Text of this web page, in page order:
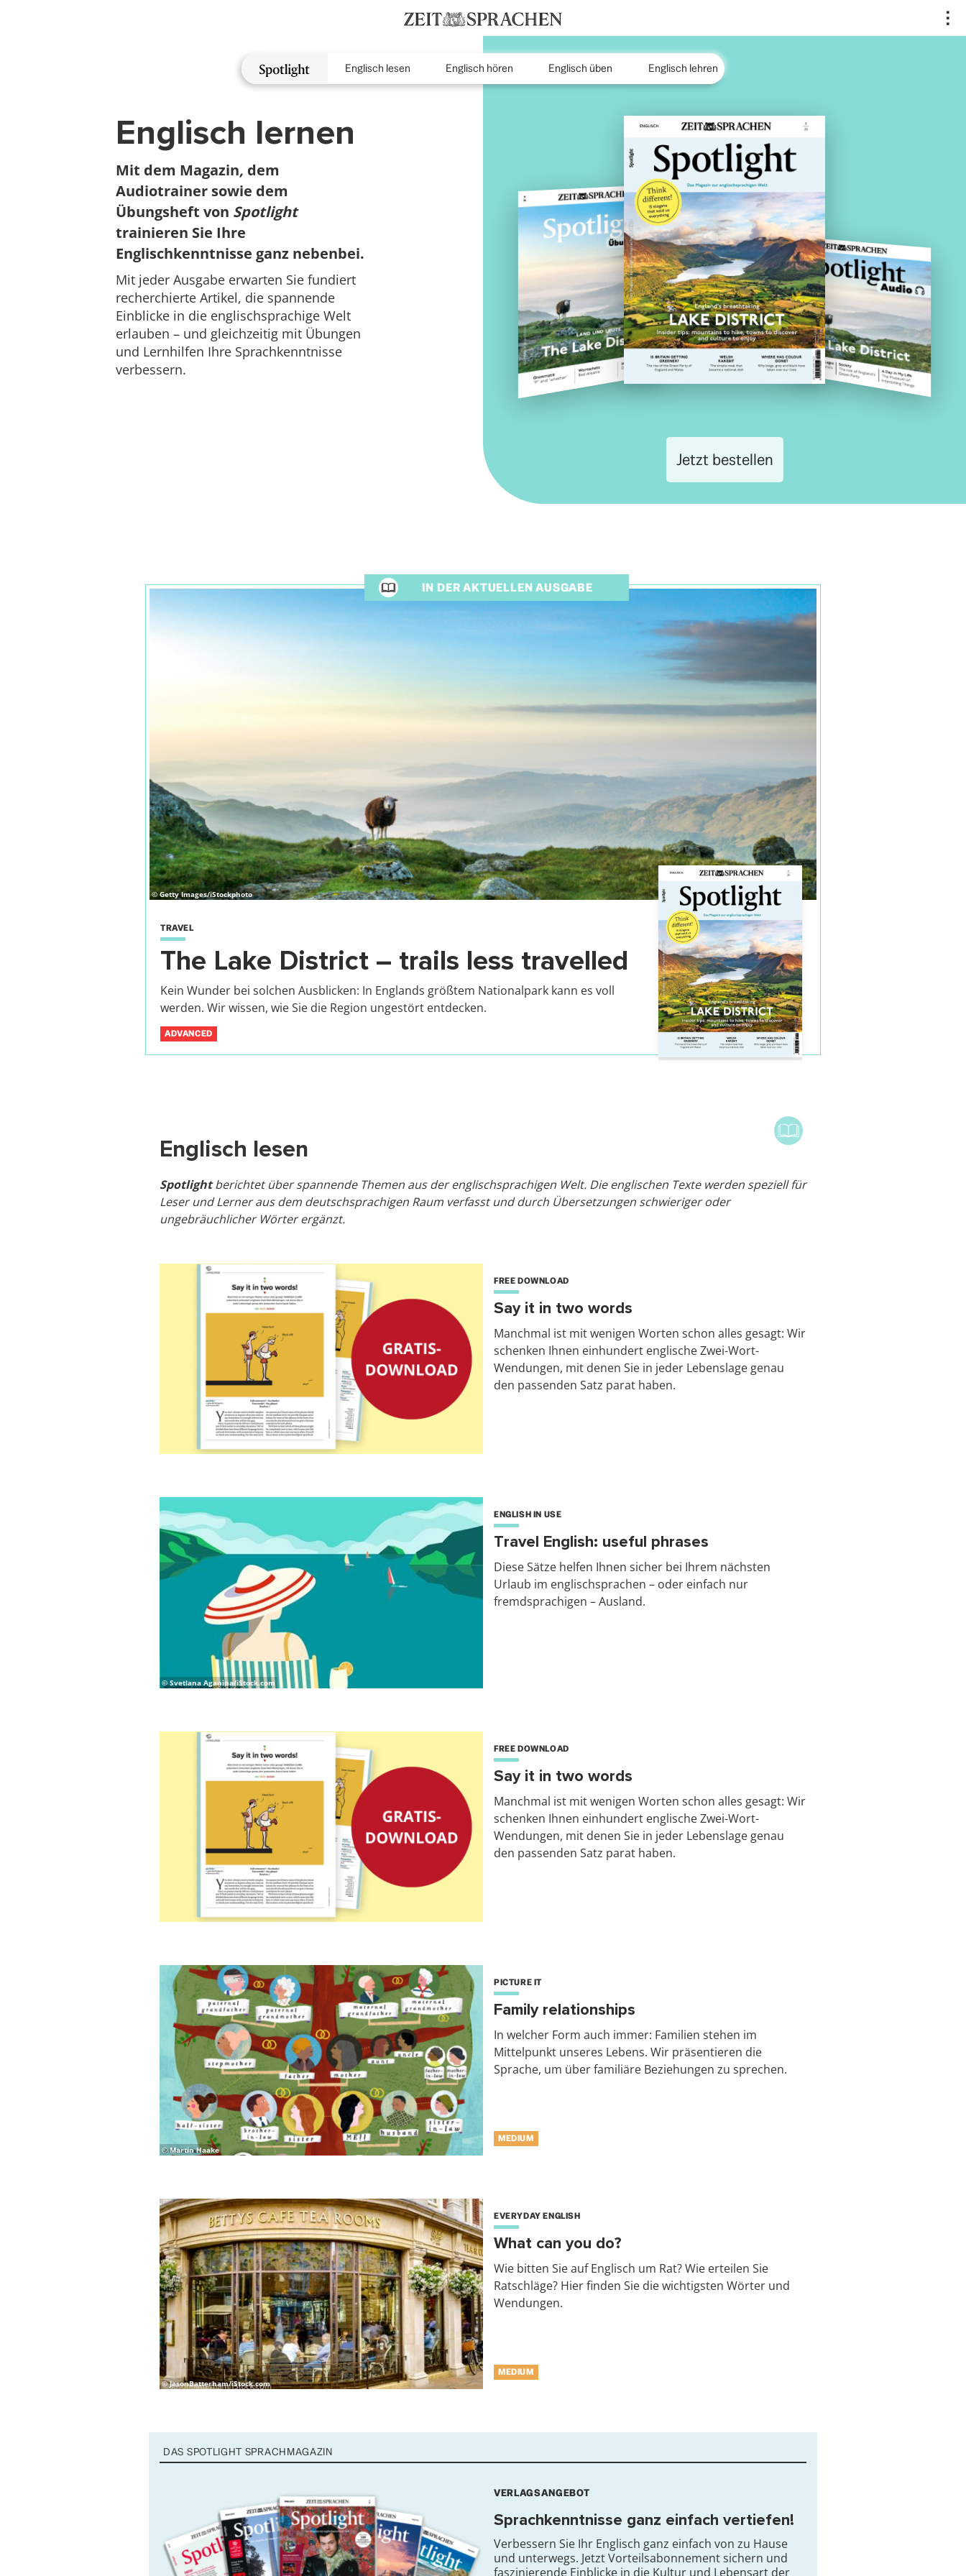
NewMainMenu
Englisch lesen Englisch hören Englisch üben Englisch lehren
Englisch lernen
Mit dem Magazin, dem
Audiotrainer sowie dem
Übungsheft von Spotlight
trainieren Sie Ihre
Englischkenntnisse ganz nebenbei.
Mit jeder Ausgabe erwarten Sie fundiert
recherchierte Artikel, die spannende
Einblicke in die englischsprachige Welt
erlauben – und gleichzeitig mit Übungen
und Lernhilfen Ihre Sprachkenntnisse
verbessern.
Jetzt bestellen
IN DER AKTUELLEN AUSGABE
© Getty Images/iStockphoto
TRAVEL
The Lake District – trails less travelled
Kein Wunder bei solchen Ausblicken: In Englands größtem Nationalpark kann es voll
werden. Wir wissen, wie Sie die Region ungestört entdecken.
ADVANCED
Englisch lesen
Spotlightberichtet über spannende Themen aus der englischsprachigen Welt. Die englischen Texte werden speziell für
Leser und Lerner aus dem deutschsprachigen Raum verfasst und durch Übersetzungen schwieriger oder
ungebräuchlicher Wörter ergänzt.
FREE DOWNLOAD
Say it in two words
Manchmal ist mit wenigen Worten schon alles gesagt: Wir
schenken Ihnen einhundert englische Zwei-Wort-
Wendungen, mit denen Sie in jeder Lebenslage genau
den passenden Satz parat haben.
© Svetlana Aganina/iStock.com
ENGLISH IN USE
Travel English: useful phrases
Diese Sätze helfen Ihnen sicher bei Ihrem nächsten
Urlaub im englischsprachen – oder einfach nur
fremdsprachigen – Ausland.
FREE DOWNLOAD
Say it in two words
Manchmal ist mit wenigen Worten schon alles gesagt: Wir
schenken Ihnen einhundert englische Zwei-Wort-
Wendungen, mit denen Sie in jeder Lebenslage genau
den passenden Satz parat haben.
© Martin Haake
PICTURE IT
Family relationships
In welcher Form auch immer: Familien stehen im
Mittelpunkt unseres Lebens. Wir präsentieren die
Sprache, um über familiäre Beziehungen zu sprechen.
MEDIUM
© JasonBatterham/iStock.com
EVERYDAY ENGLISH
What can you do?
Wie bitten Sie auf Englisch um Rat? Wie erteilen Sie
Ratschläge? Hier finden Sie die wichtigsten Wörter und
Wendungen.
MEDIUM
DAS SPOTLIGHT SPRACHMAGAZIN
VERLAGSANGEBOT
Sprachkenntnisse ganz einfach vertiefen!
Verbessern Sie Ihr Englisch ganz einfach von zu Hause
und unterwegs. Jetzt Vorteilsabonnement sichern und
faszinierende Einblicke in die Kultur und Lebensart der